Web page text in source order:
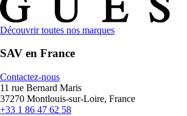
Découvrir toutes nos marques
SAV en France
Contactez-nous
11 rue Bernard Maris
37270 Montlouis-sur-Loire, France
+33 1 86 47 62 58